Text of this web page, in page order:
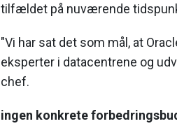
tilfældet på nuværende
"Vi har sat det som mål, at
eksperter i datacentrene og
chef.
ingen konkrete